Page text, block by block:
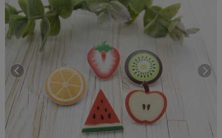
前へ 次へ